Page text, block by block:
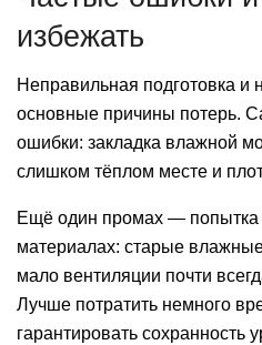
избежать
Неправильная подготовка
основные причины потерь.
ошибки: закладка влажной
слишком тёплом месте и
Ещё один промах — попытка
материалах: старые
мало вентиляции почти
Лучше потратить немного
гарантировать сохранность